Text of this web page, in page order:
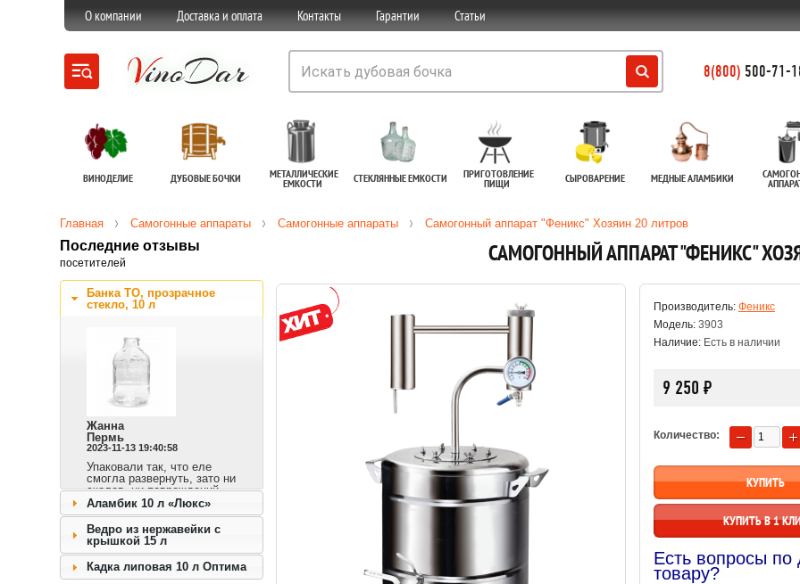
О компании Доставка и оплата Контакты Гарантии Статьи
8(800) 500-71-
ВИНОДЕЛИЕ ДУБОВЫЕ БОЧКИ МЕТАЛЛИЧЕСКИЕ
ЕМКОСТИ СТЕКЛЯННЫЕ ЕМКОСТИ ПРИГОТОВЛЕНИЕ
ПИЩИ СЫРОВАРЕНИЕ МЕДНЫЕ АЛАМБИКИ
Главная Самогонные аппараты Самогонные аппараты Самогонный аппарат "Феникс" Хозяин 20 литров
Последние отзывы
посетителей
Банка ТО, прозрачное
стекло, 10 л
Жанна
Пермь
2023-11-13 19:40:58
Упаковали так, что еле
смогла развернуть, зато ни
сколов, ни повреждений.
Сразу видно,
ответственный продавец и
доставка быстрая.
перейти к товару >>
Аламбик 10 л «Люкс»
Ведро из нержавейки с
крышкой 15 л
Кадка липовая 10 л Оптима
САМОГОННЫЙ АППАРАТ "ФЕНИКС"
Производитель: Феникс
Модель: 3903
Наличие: Есть в наличии
9 250 ₽
Количество:
КУПИТЬ В 1
Есть вопросы по
товару?